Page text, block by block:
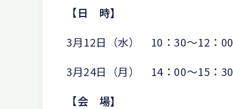
【日 時】
3月12日（水） 10：30～12：00
3月24日（月） 14：00～15：30
【会 場】